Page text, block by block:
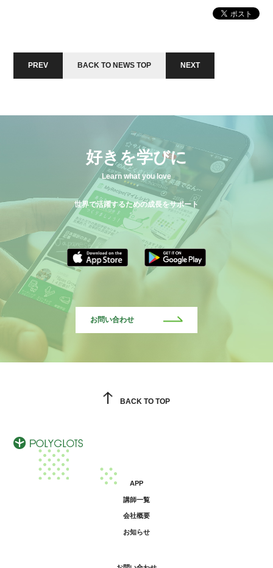
PREV BACK TO NEWS TOP NEXT
好きを学びに
Learn what you love
世界で活躍するための成長をサポート
お問い合わせ
BACK TO TOP
APP
講師一覧
会社概要
お知らせ